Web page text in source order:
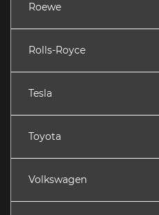
Roewe
Rolls-Royce
Tesla
Toyota
Volkswagen